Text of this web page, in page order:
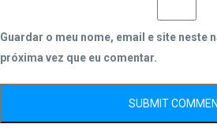
Guardar o meu nome, email e site neste
próxima vez que eu comentar.